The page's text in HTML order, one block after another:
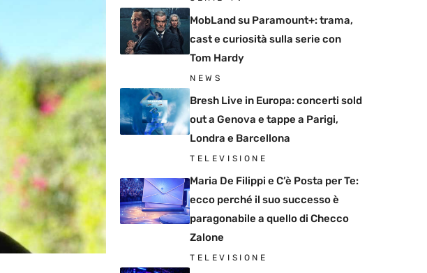
MobLand su Paramount+: trama,
cast e curiosità sulla serie con
Tom Hardy
NEWS
Bresh Live in Europa: concerti sold
out a Genova e tappe a Parigi,
Londra e Barcellona
TELEVISIONE
Maria De Filippi e C’è Posta per Te:
ecco perché il suo successo è
paragonabile a quello di Checco
Zalone
TELEVISIONE